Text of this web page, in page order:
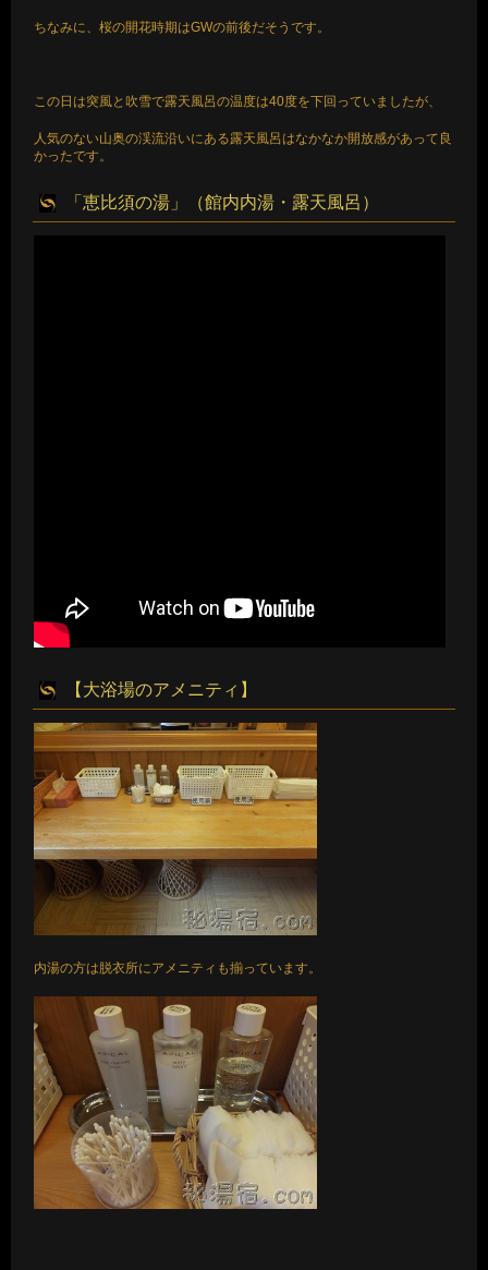
ちなみに、桜の開花時期はGWの前後だそうです。
この日は突風と吹雪で露天風呂の温度は40度を下回っていましたが、
人気のない山奥の渓流沿いにある露天風呂はなかなか開放感があって良
かったです。
「恵比須の湯」（館内内湯・露天風呂）
【大浴場のアメニティ】
内湯の方は脱衣所にアメニティも揃っています。